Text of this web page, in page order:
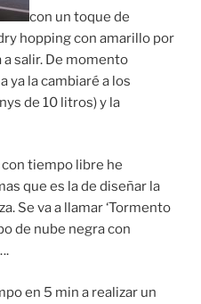
con un toque de
hopping con amarillo por
a salir. De momento
ya la cambiaré a los
de 10 litros) y la
tiempo libre he
que es la de diseñar la
Se va a llamar ‘Tormento
de nube negra con
en 5 min a realizar un